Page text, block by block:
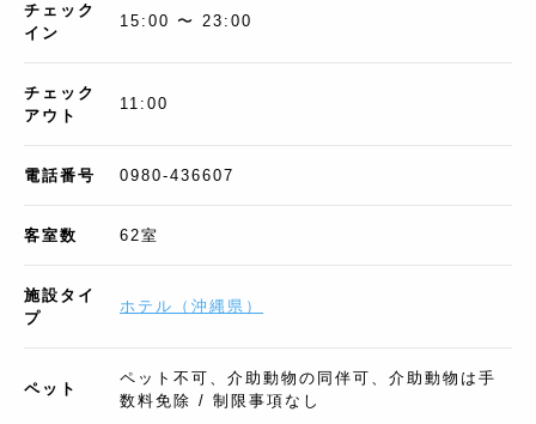
チェック
イン
15:00 〜 23:00
チェック
アウト
11:00
電話番号 0980-436607
客室数 62室
施設タイ
プ
ホテル （ 沖縄県 ）
ペット
ペット不可、介助動物の同伴可、介助動物は手
数料免除 / 制限事項なし